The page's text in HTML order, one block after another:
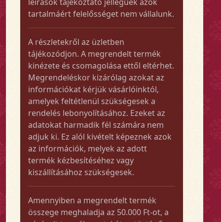
tartalmáért felelősséget nem vállalunk.
A részletekről az üzletben
tájékozódjon. A megrendelt termék
kinézete és csomagolása ettől eltérhet.
Megrendeléskor kizárólag azokat az
információkat kérjük vásárlóinktól,
amelyek feltétlenül szükségesek a
rendelés lebonyolításához. Ezeket az
adatokat harmadik fél számára nem
adjuk ki. Ez alól kivételt képeznek azok
az információk, melyek az adott
termék kézbesítéséhez vagy
kiszállításához szükségesek.
Amennyiben a megrendelt termék
összege meghaladja az 50.000 Ft-ot, a